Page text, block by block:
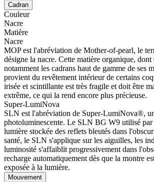
Cadran
Couleur
Nacre
Matière
Nacre
MOP est l'abréviation de Mother-of-pearl, le
désigne la nacre. Cette matière organique,
notamment les cadrans haut de gamme de ses
provient du revêtement intérieur de certains
irisée et scintillante est très fragile et doit être
extrême, ce qui la rend encore plus précieuse.
Super-LumiNova
SLN est l'abréviation de Super-LumiNova®,
photoluminescente. Le SLN BG W9 utilisé par
lumière stockée des reflets bleutés dans
santé, le SLN s'applique sur les aiguilles, les
luminosité s'affaiblit progressivement dans
recharge automatiquement dès que la montre
exposée à la lumière.
Mouvement